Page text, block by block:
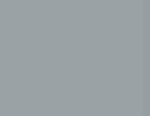
oder die
Verarbeitung